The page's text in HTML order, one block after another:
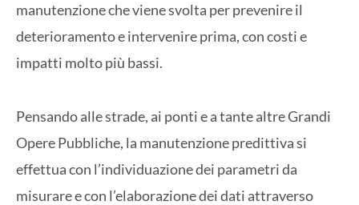
manutenzione che viene svolta per prevenire il
deterioramento e intervenire prima, con costi e
impatti molto più bassi.
Pensando alle strade, ai ponti e a tante altre Grandi
Opere Pubbliche, la manutenzione predittiva si
effettua con l’individuazione dei parametri da
misurare e con l’elaborazione dei dati attraverso